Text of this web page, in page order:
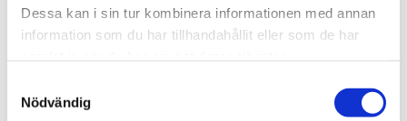
Dessa kan i sin tur kombinera informationen med annan
information som du har tillhandahållit eller som de har
Nödvändig
POPULÄRAST!